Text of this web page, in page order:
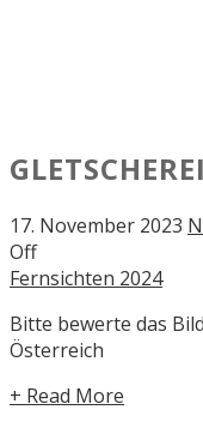
17. November 2023
Off
Fernsichten 2024
Bitte bewerte das
Österreich
+ Read More